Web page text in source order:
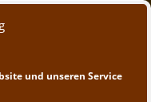
und unseren Service